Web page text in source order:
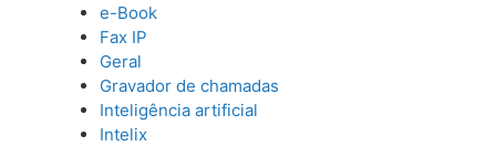
e-Book
Fax IP
Geral
Gravador de chamadas
Inteligência artificial
Intelix